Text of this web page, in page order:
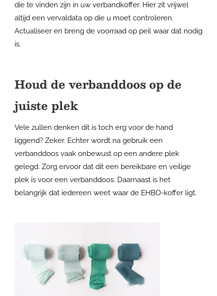
die te vinden zijn in uw verbandkoffer. Hier zit vrijwel
altijd een vervaldata op die u moet controleren.
Actualiseer en breng de voorraad op peil waar dat nodig
is.
Houd de verbanddoos op de
juiste plek
Vele zullen denken dit is toch erg voor de hand
liggend? Zeker. Echter wordt na gebruik een
verbanddoos vaak onbewust op een andere plek
gelegd. Zorg ervoor dat dit een bereikbare en veilige
plek is voor een verbanddoos. Daarnaast is het
belangrijk dat iedereen weet waar de EHBO-koffer ligt.